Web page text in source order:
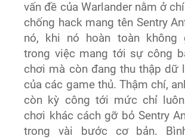
vấn đề của Warlander nằm ở
chống hack mang tên Sentry
nó, khi nó hoàn toàn không
trong việc mang tới sự công
chơi mà còn đang thu thập dữ
của các game thủ. Thậm chí,
còn kỳ công tới mức chỉ
chơi khác cách gỡ bỏ Sentry
trong vài bước cơ bản.